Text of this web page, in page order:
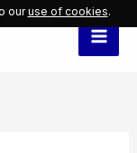
ouruse of cookies.